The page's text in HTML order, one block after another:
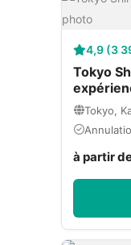
4,9 (3
Tokyo
Tokyo,
à partir